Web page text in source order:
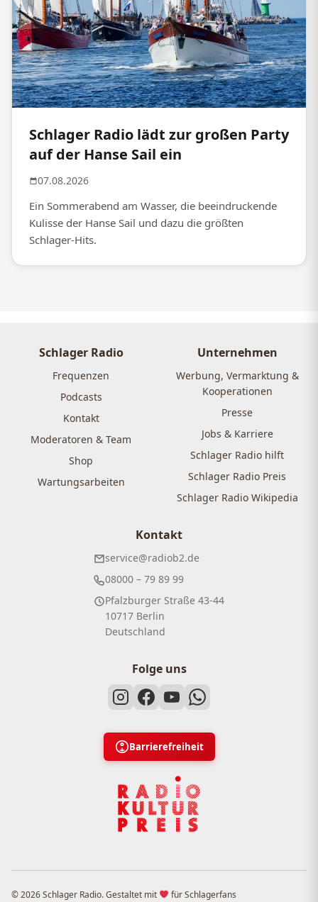
Schlager Radio lädt zur großen Party
auf der Hanse Sail ein
07.08.2026
Ein Sommerabend am Wasser, die beeindruckende
Kulisse der Hanse Sail und dazu die größten
Schlager-Hits.
Schlager Radio
Frequenzen
Podcasts
Kontakt
Moderatoren & Team
Shop
Wartungsarbeiten
Unternehmen
Werbung, Vermarktung &
Kooperationen
Presse
Jobs & Karriere
Schlager Radio hilft
Schlager Radio Preis
Schlager Radio Wikipedia
Kontakt
service@radiob2.de
08000 – 79 89 99
Pfalzburger Straße 43-44
10717 Berlin
Deutschland
Folge uns
Barrierefreiheit
© 2026 Schlager Radio. Gestaltet mit für Schlagerfans